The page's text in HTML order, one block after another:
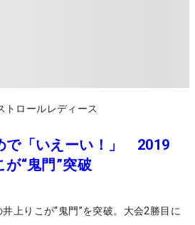
トロールレディース
で「いえーい！」 2019
“鬼門”突破
上りこが“鬼門”を突破。大会2勝目に